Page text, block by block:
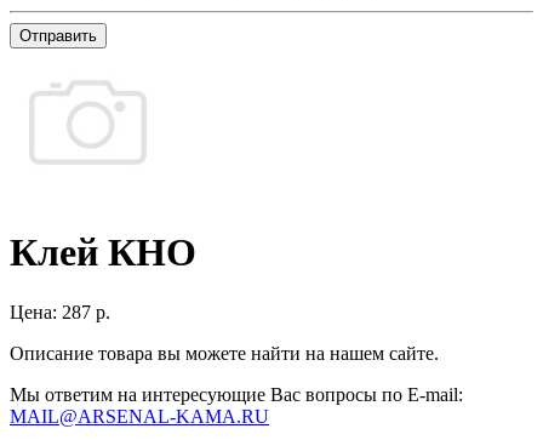
Отправить
Клей КНО
Цена: 287 р.
Описание товара вы можете найти на нашем сайте.
Мы ответим на интересующие Вас вопросы по E-mail:
MAIL@ARSENAL-KAMA.RU